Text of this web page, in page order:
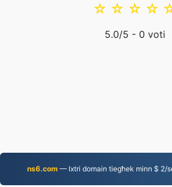
☆
☆
☆
☆
5.0/5 - 0 voti
ns6.com — Ixtri domain tiegħek minn $ 2/